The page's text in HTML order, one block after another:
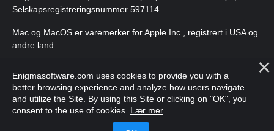
Selskapsregistreringsnummer 597114.
Mac og MacOS er varemerker for Apple Inc., registrert i USA og
andre land.
forbeholdt.
Enigmasoftware.com uses cookies to provide you with a
better browsing experience and analyze how users navigate
and utilize the Site. By using this Site or clicking on "OK", you
consent to the use of cookies. Lær mer